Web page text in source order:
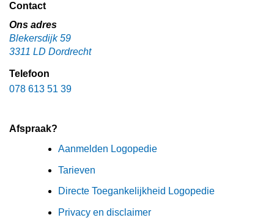
Contact
Ons adres
Blekersdijk 59
3311 LD Dordrecht
Telefoon
078 613 51 39
Afspraak?
Aanmelden Logopedie
Tarieven
Directe Toegankelijkheid Logopedie
Privacy en disclaimer